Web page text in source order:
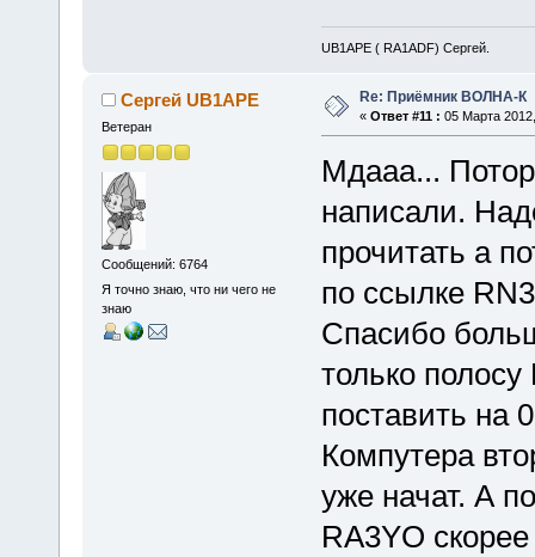
UB1APE ( RA1ADF) Сергей.
Сергей UB1APE
Ветеран
Сообщений: 6764
Я точно знаю, что ни чего не
знаю
Re: Приёмник ВОЛНА-К
« Ответ #11 : 05 Марта
Мдааа...
написали.
прочитать а
по ссылке
Спасибо
только
поставить на
Компутера
уже начат. А
RA3YO скорее